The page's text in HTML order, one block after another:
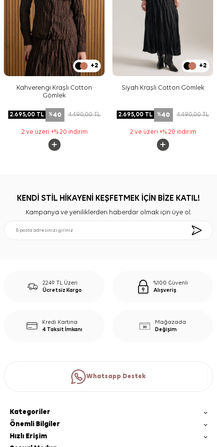
+2
Kahverengi Kraşlı Cotton
Gömlek
2.695,00TL %40 4.490,00TL
2 ve üzeri +% 20 indirim
+2
Siyah Kraşlı Cotton Gömlek
2.695,00TL %40 4.490,00TL
2 ve üzeri +% 20 indirim
KENDİ STİL HİKAYENİ KEŞFETMEK İÇİN BİZE KATIL!
Kampanya ve yeniliklerden haberdar olmak için üye ol.
2249 TL Üzeri
Ücretsiz Kargo
%100 Güvenli
Alışveriş
Kredi Kartına
4 Taksit İmkanı
Mağazada
Değişim
Whatsapp Destek
Kategoriler
Önemli Bilgiler
Hızlı Erişim